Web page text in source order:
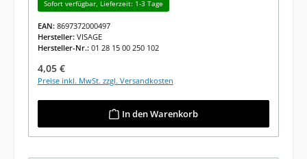
Sofort verfügbar, Lieferzeit: 1-3 Tage
EAN: 8697372000497
Hersteller: VISAGE
Hersteller-Nr.: 01 28 15 00 250 102
Regulärer Preis:
4,05 €
Preise inkl. MwSt. zzgl. Versandkosten
In den Warenkorb